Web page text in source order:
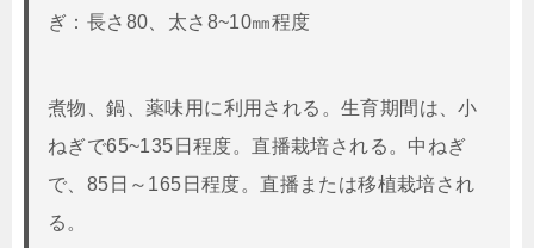
ぎ：長さ80、太さ8~10㎜程度
煮物、鍋、薬味用に利用される。生育期間は、小
ねぎで65~135日程度。直播栽培される。中ねぎ
で、85日～165日程度。直播または移植栽培され
る。